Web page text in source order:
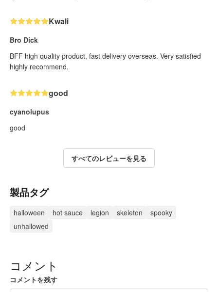
Kwali
Bro Dick
BFF high quality product, fast delivery overseas. Very satisfied
highly recommend.
good
cyanolupus
good
すべてのレビューを見る
製品タグ
halloween hot sauce legion skeleton
spooky
unhallowed
コメント
コメントを残す